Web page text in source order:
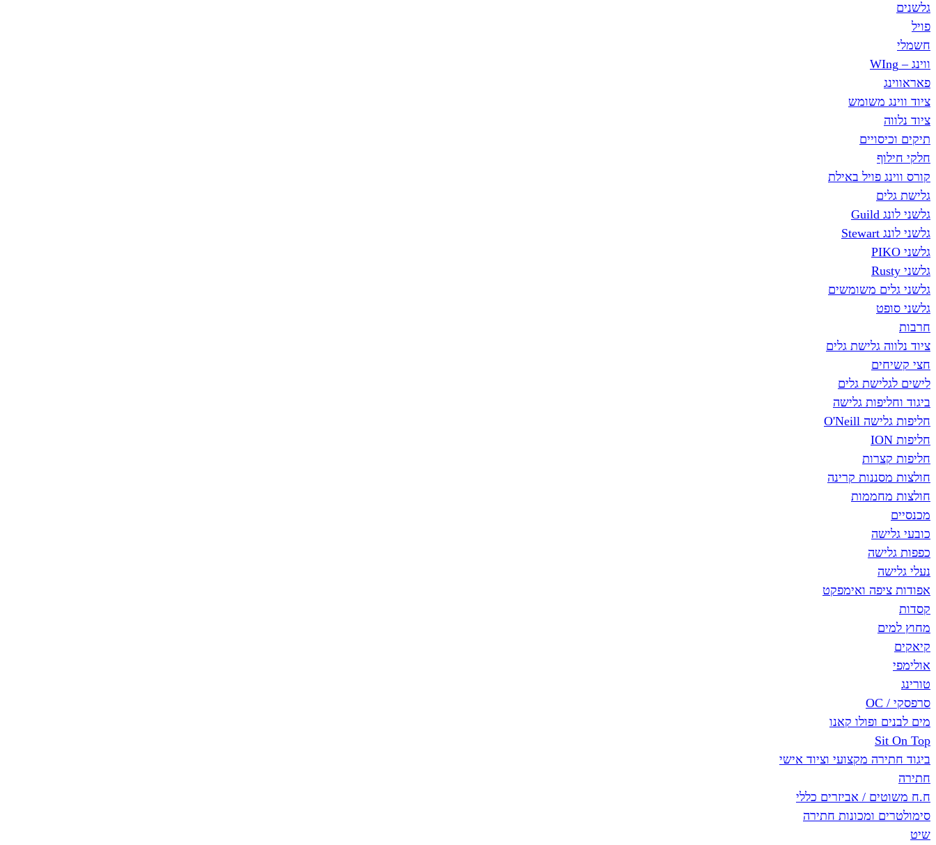
גלשנים
פויל
חשמלי
ווינג – WIng
פאראווינג
ציוד ווינג משומש
ציוד נלווה
תיקים וכיסויים
חלקי חילוף
קורס ווינג פויל באילת
גלישת גלים
גלשני לונג Guild
גלשני לונג Stewart
גלשני PIKO
גלשני Rusty
גלשני גלים משומשים
גלשני סופט
חרבות
ציוד נלווה גלישת גלים
חצי קשיחים
לישים לגלישת גלים
ביגוד וחליפות גלישה
חליפות גלישה O'Neill
חליפות ION
חליפות קצרות
חולצות מסננות קרינה
חולצות מחממות
מכנסיים
כובעי גלישה
כפפות גלישה
נעלי גלישה
אפודות ציפה ואימפקט
קסדות
מחוץ למים
קיאקים
אולימפי
טורינג
סרפסקי / OC
מים לבנים ופולו קאנו
Sit On Top
ביגוד חתירה מקצועי וציוד אישי
חתירה
ח.ח משוטים / אביזרים כללי
סימולטרים ומכונות חתירה
שיט